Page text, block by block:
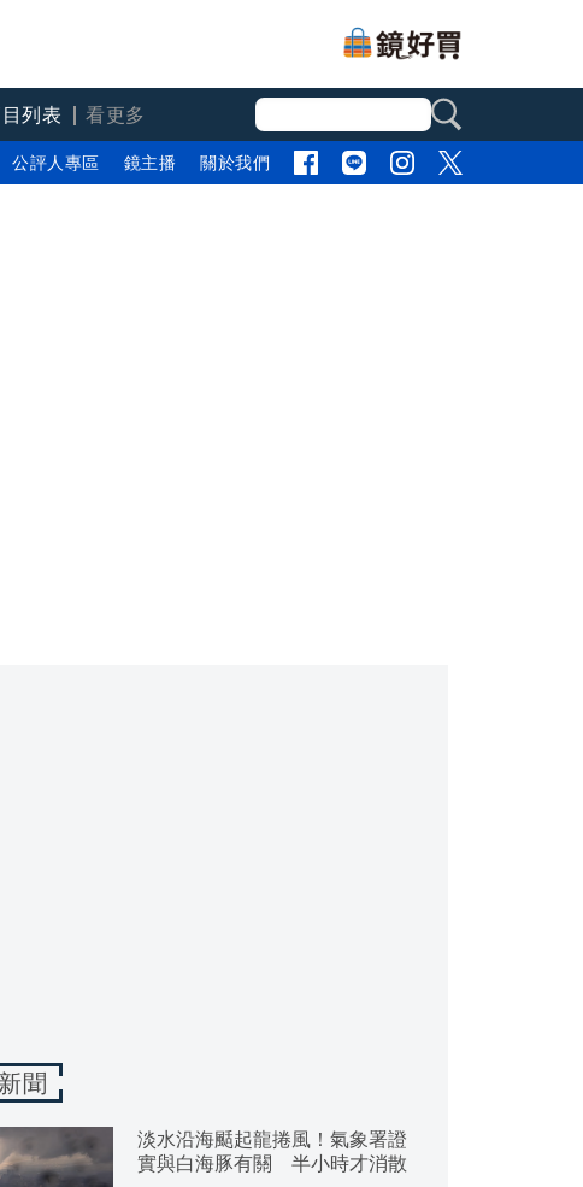
列表
看更多
公評人專區 鏡主播 關於我們
聞
淡水沿海颳起龍捲風！氣象署證
實與白海豚有關 半小時才消散